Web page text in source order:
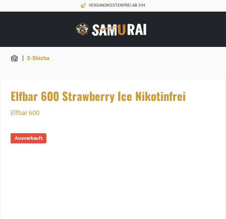
VERSANDKOSTENFREI AB 39€
| E-Shisha
Elfbar 600 Strawberry Ice Nikotinfrei
Elfbar 600
Ausverkauft